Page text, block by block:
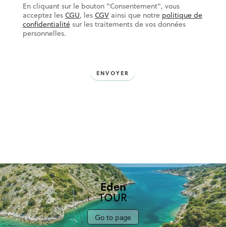
En cliquant sur le bouton "Consentement", vous
acceptez les CGU, les CGVainsi que notre politique de
confidentialitésur les traitements de vos données
personnelles.
ENVOYER
Eden
TOUR
Go to page